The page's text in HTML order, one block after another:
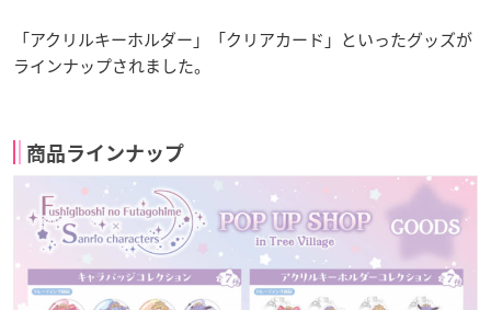
「アクリルキーホルダー」「クリアカード」といったグッズが
ラインナップされました。
商品ラインナップ